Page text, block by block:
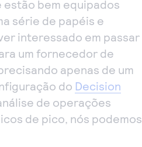
bem equipados
série de papéis e
interessado em passar
um fornecedor de
apenas de um
do Decision
de operações
de pico, nós podemos